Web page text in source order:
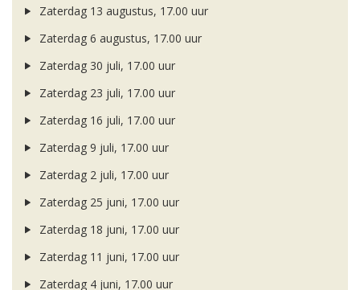
Zaterdag 13 augustus, 17.00 uur
Zaterdag 6 augustus, 17.00 uur
Zaterdag 30 juli, 17.00 uur
Zaterdag 23 juli, 17.00 uur
Zaterdag 16 juli, 17.00 uur
Zaterdag 9 juli, 17.00 uur
Zaterdag 2 juli, 17.00 uur
Zaterdag 25 juni, 17.00 uur
Zaterdag 18 juni, 17.00 uur
Zaterdag 11 juni, 17.00 uur
Zaterdag 4 juni, 17.00 uur